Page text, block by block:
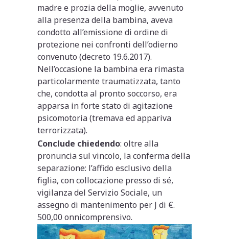
madre e prozia della moglie, avvenuto
alla presenza della bambina, aveva
condotto all’emissione di ordine di
protezione nei confronti dell’odierno
convenuto (decreto 19.6.2017).
Nell’occasione la bambina era rimasta
particolarmente traumatizzata, tanto
che, condotta al pronto soccorso, era
apparsa in forte stato di agitazione
psicomotoria (tremava ed appariva
terrorizzata).
Conclude chiedendo: oltre alla
pronuncia sul vincolo, la conferma della
separazione: l’affido esclusivo della
figlia, con collocazione presso di sé,
vigilanza del Servizio Sociale, un
assegno di mantenimento per J di €.
500,00 onnicomprensivo.